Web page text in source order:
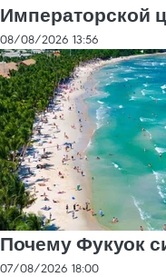
Императорской
08/08/2026 13:56
Почему Фукуок
07/08/2026 18:00